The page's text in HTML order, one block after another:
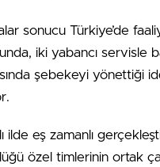
sonucu Türkiye’de
iki yabancı servisle
şebekeyi yönettiği
eş zamanlı
özel timlerinin ortak